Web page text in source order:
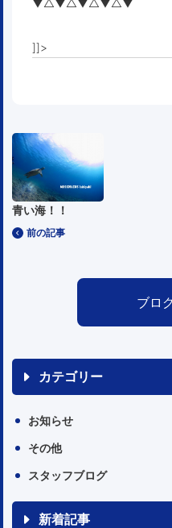
]]>
前の記事
青い海！！
ブロ
カテゴリー
お知らせ
その他
スタッフブログ
新着記事